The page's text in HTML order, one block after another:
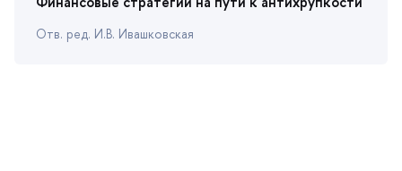
Отв. ред. И.В. Ивашковская